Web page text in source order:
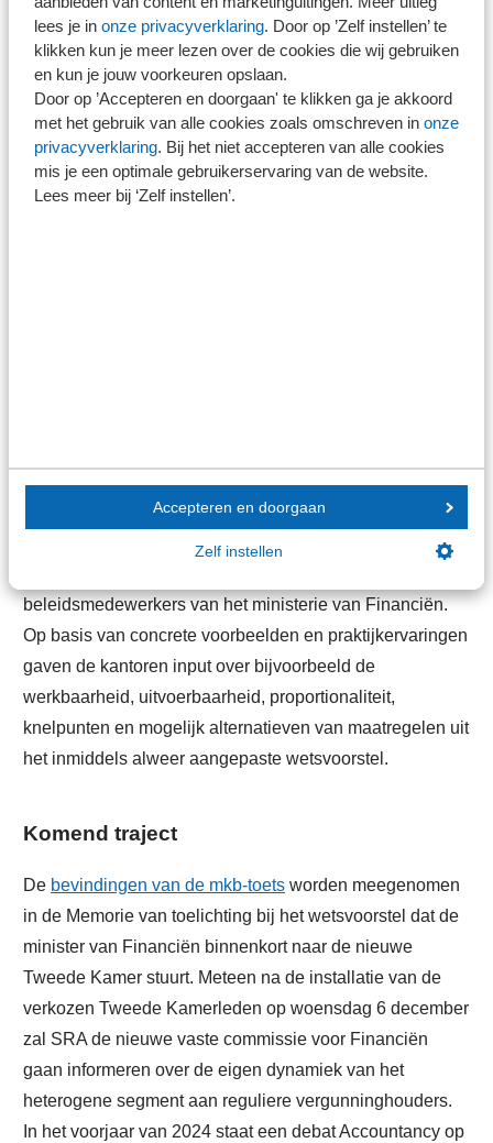
lees je in onze privacyverklaring. Door op ’Zelf instellen’ te
klikken kun je meer lezen over de cookies die wij gebruiken
en kun je jouw voorkeuren opslaan.
Door op ’Accepteren en doorgaan' te klikken ga je akkoord
met het gebruik van alle cookies zoals omschreven in onze
privacyverklaring. Bij het niet accepteren van alle cookies
mis je een optimale gebruikerservaring van de website.
Lees meer bij ‘Zelf instellen’.
Accepteren en doorgaan
Zelf instellen
het hele mkb in de problemen."
Regeldruk
Minister Kaag van Financiën zegde onder andere toe te
bekijken hoe zij de verscheidenheid en diversiteit van de
Op 11 juli jl. vond deze mkb-toets plaats in de vorm van
een rondetafelgesprek van negen reguliere
beleidsmedewerkers van het ministerie van Financiën.
Op basis van concrete voorbeelden en praktijkervaringen
gaven de kantoren input over bijvoorbeeld de
werkbaarheid, uitvoerbaarheid, proportionaliteit,
knelpunten en mogelijk alternatieven van maatregelen uit
het inmiddels alweer aangepaste wetsvoorstel.
Komend traject
De bevindingen van de mkb-toets worden meegenomen
in de Memorie van toelichting bij het wetsvoorstel dat de
minister van Financiën binnenkort naar de nieuwe
Tweede Kamer stuurt. Meteen na de installatie van de
verkozen Tweede Kamerleden op woensdag 6 december
zal SRA de nieuwe vaste commissie voor Financiën
gaan informeren over de eigen dynamiek van het
heterogene segment aan reguliere vergunninghouders.
In het voorjaar van 2024 staat een debat Accountancy op